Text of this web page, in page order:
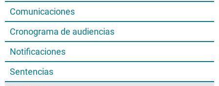
Comunicaciones
Cronograma de audiencias
Notificaciones
Sentencias